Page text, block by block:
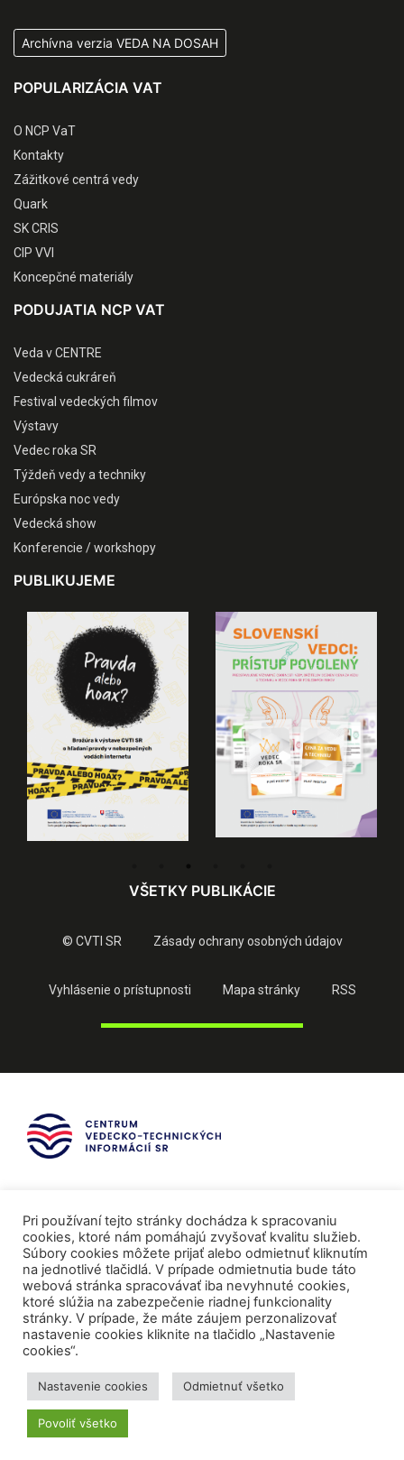
Archívna verzia VEDA NA DOSAH
POPULARIZÁCIA VAT
O NCP VaT
Kontakty
Zážitkové centrá vedy
Quark
SK CRIS
CIP VVI
Koncepčné materiály
PODUJATIA NCP VAT
Veda v CENTRE
Vedecká cukráreň
Festival vedeckých filmov
Výstavy
Vedec roka SR
Týždeň vedy a techniky
Európska noc vedy
Vedecká show
Konferencie / workshopy
PUBLIKUJEME
VŠETKY PUBLIKÁCIE
© CVTI SR Zásady ochrany osobných údajov
Vyhlásenie o prístupnosti Mapa stránky RSS
Mediálni partneri
Pri používaní tejto stránky dochádza k spracovaniu
cookies, ktoré nám pomáhajú zvyšovať kvalitu služieb.
Súbory cookies môžete prijať alebo odmietnuť kliknutím
na jednotlivé tlačidlá. V prípade odmietnutia bude táto
webová stránka spracovávať iba nevyhnuté cookies,
ktoré slúžia na zabezpečenie riadnej funkcionality
stránky. V prípade, že máte záujem perzonalizovať
nastavenie cookies kliknite na tlačidlo „Nastavenie
cookies“.
Nastavenie cookies Odmietnuť všetko
Povoliť všetko